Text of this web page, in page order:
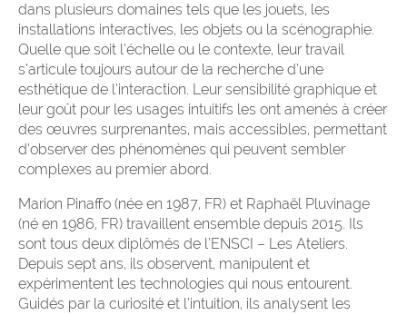
dans plusieurs domaines tels que les jouets, les
installations interactives, les objets ou la scénographie.
Quelle que soit l’échelle ou le contexte, leur travail
s’articule toujours autour de la recherche d’une
esthétique de l’interaction. Leur sensibilité graphique et
leur goût pour les usages intuitifs les ont amenés à créer
des œuvres surprenantes, mais accessibles, permettant
d’observer des phénomènes qui peuvent sembler
complexes au premier abord.
Marion Pinaffo (née en 1987, FR) et Raphaël Pluvinage
(né en 1986, FR) travaillent ensemble depuis 2015. Ils
sont tous deux diplômés de l’ENSCI – Les Ateliers.
Depuis sept ans, ils observent, manipulent et
expérimentent les technologies qui nous entourent.
Guidés par la curiosité et l’intuition, ils analysent les